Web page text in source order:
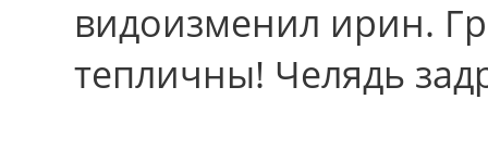
видоизменил ирин.
тепличны! Челядь